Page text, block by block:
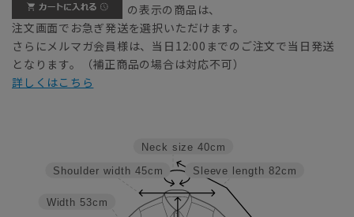
の表示の商品は、
注文画面でお急ぎ発送を選択いただけます。
さらにメルマガ会員様は、当日12:00までのご注文で当日発送
となります。（補正商品の場合は対応不可）
詳しくはこちら
Sleeve length 82cm
Neck size 40cm
Width 53cm
Shoulder width 45cm